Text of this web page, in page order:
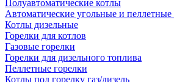
Полуавтоматические котлы
Автоматические угольные и пеллетные
Котлы дизельные
Горелки для котлов
Газовые горелки
Горелки для дизельного топлива
Пеллетные горелки
Котлы под горелку газ/дизель